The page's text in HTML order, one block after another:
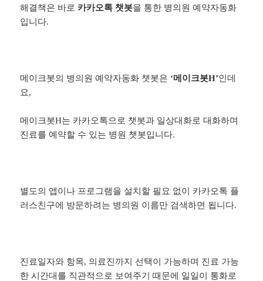
해결책은 바로 카카오톡 챗봇을 통한 병의원 예약자동화
입니다.
메이크봇의 병의원 예약자동화 챗봇은 ‘메이크봇H’인데
요,
메이크봇H는 카카오톡으로 챗봇과 일상대화로 대화하며
진료를 예약할 수 있는 병원 챗봇입니다.
별도의 앱이나 프로그램을 설치할 필요 없이 카카오톡 플
러스친구에 방문하려는 병의원 이름만 검색하면 됩니다.
진료일자와 항목, 의료진까지 선택이 가능하며 진료 가능
한 시간대를 직관적으로 보여주기 때문에 일일이 통화로